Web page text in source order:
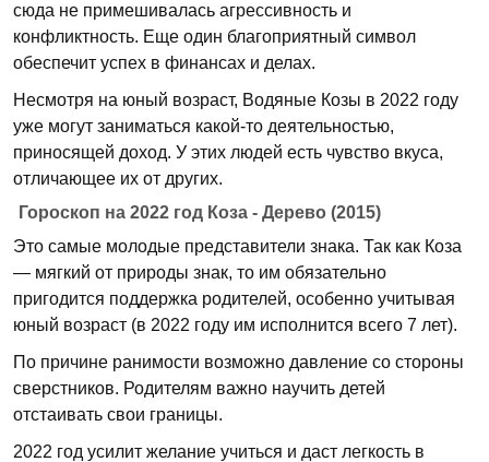
сюда не примешивалась агрессивность и
конфликтность. Еще один благоприятный символ
обеспечит успех в финансах и делах.
Несмотря на юный возраст, Водяные Козы в 2022 году
уже могут заниматься какой-то деятельностью,
приносящей доход. У этих людей есть чувство вкуса,
отличающее их от других.
Гороскоп на 2022 год Коза - Дерево (2015)
Это самые молодые представители знака. Так как Коза
— мягкий от природы знак, то им обязательно
пригодится поддержка родителей, особенно учитывая
юный возраст (в 2022 году им исполнится всего 7 лет).
По причине ранимости возможно давление со стороны
сверстников. Родителям важно научить детей
отстаивать свои границы.
2022 год усилит желание учиться и даст легкость в